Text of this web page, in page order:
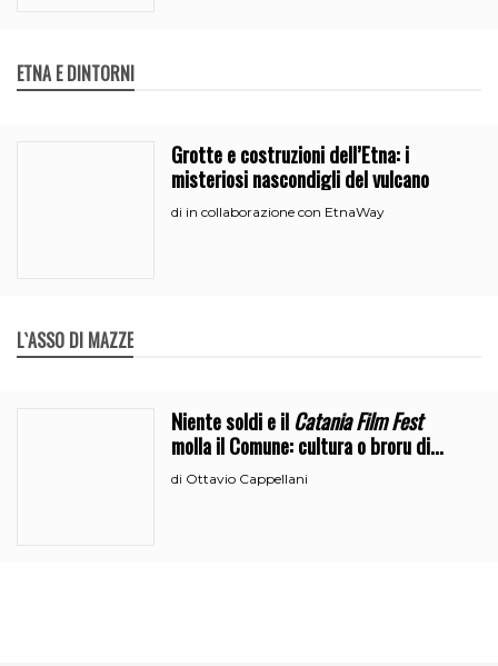
ETNA E DINTORNI
Grotte e costruzioni dell’Etna: i
misteriosi nascondigli del vulcano
di in collaborazione con EtnaWay
L`ASSO DI MAZZE
Niente soldi e ilCatania Film Fest
molla il Comune: cultura o broru di
ciciri?
di Ottavio Cappellani